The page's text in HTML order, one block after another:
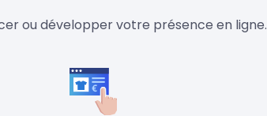
ou développer votre présence en ligne.